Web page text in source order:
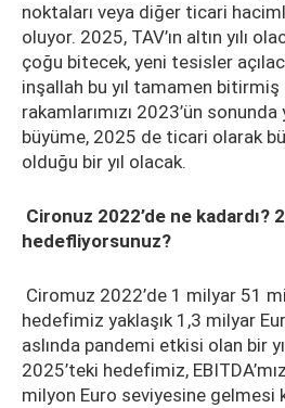
noktaları veya diğer ticari
oluyor. 2025, TAV’ın altın yılı
çoğu bitecek, yeni tesisler
inşallah bu yıl tamamen bitirmiş
rakamlarımızı 2023’ün
büyüme, 2025 de ticari olarak
olduğu bir yıl olacak.
Cironuz 2022’de ne kadardı?
hedefliyorsunuz?
Ciromuz 2022’de 1 milyar 51
hedefimiz yaklaşık 1,3 milyar
aslında pandemi etkisi olan bir
2025’teki hedefimiz,
milyon Euro seviyesine gelmesi